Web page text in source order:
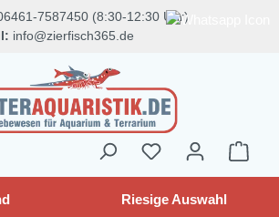
7587450 (8:30-12:30 Uhr)
info@zierfisch365.de
Riesige Auswahl